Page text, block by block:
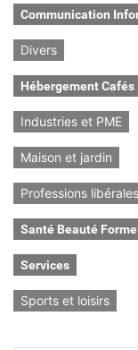
Communication
Divers
Hébergement
Industries et PME
Maison et jardin
Professions libérales
Santé Beauté Forme
Services
Sports et loisirs